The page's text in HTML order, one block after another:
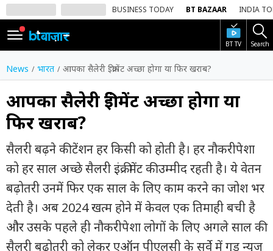
BUSINESS TODAY BT BAZAAR INDIA
BT TV Search
SIGN
IN
Dark
Mode
होम
शेयर
बाज़ार
वीडियो
ट्रेंडिंग
बिजनेस
News भारत आपका सैलेरी इंक्रीमेंट अच्छा होगा या फिर खराब?
आपका सैलेरी इंक्रीमेंट अच्छा होगा या
फिर खराब?
सैलरी बढ़ने की टेंशन हर किसी को होती है। हर नौकरीपेशा
को हर साल अच्छे सैलरी इंक्रीमेंट की उम्मीद रहती है। ये वेतन
बढ़ोतरी उनमें फिर एक साल के लिए काम करने का जोश भर
देती है। अब 2024 खत्म होने में केवल एक तिमाही बची है
और उसके पहले ही नौकरीपेशा लोगों के लिए अगले साल की
सैलरी बढ़ोतरी को लेकर एऑन पीएलसी के सर्वे में गुड न्यूज